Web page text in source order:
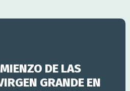
DE LAS
GRANDE EN